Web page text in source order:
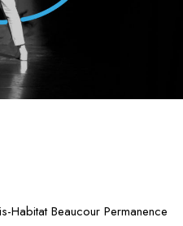
Habitat Beaucour Permanence